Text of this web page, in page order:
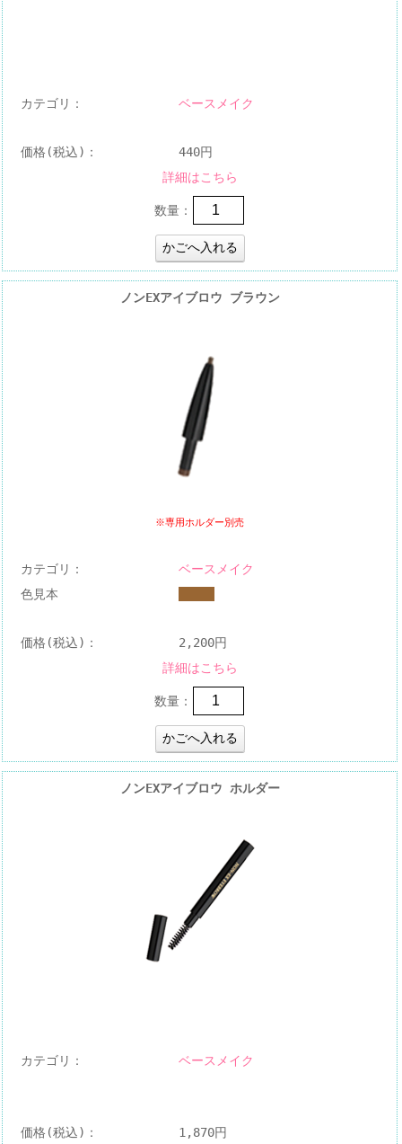
カテゴリ： ベースメイク
価格(税込)：
440円
詳細はこちら
数量：
ノンEXアイブロウ ブラウン
※専用ホルダー別売
カテゴリ：
ベースメイク
色見本
価格(税込)：
2,200円
詳細はこちら
数量：
ノンEXアイブロウ ホルダー
カテゴリ： ベースメイク
価格(税込)：
1,870円